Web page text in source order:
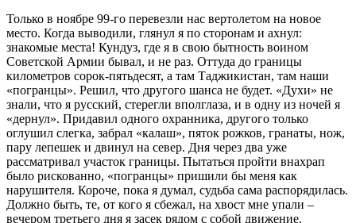
Только в ноябре 99-го перевезли нас вертолетом на новое
место. Когда выводили, глянул я по сторонам и ахнул:
знакомые места! Кундуз, где я в свою бытность воином
Советской Армии бывал, и не раз. Оттуда до границы
километров сорок-пятьдесят, а там Таджикистан, там наши
«погранцы». Решил, что другого шанса не будет. «Духи» не
знали, что я русский, стерегли вполглаза, и в одну из ночей я
«дернул». Придавил одного охранника, другого только
оглушил слегка, забрал «калаш», пяток рожков, гранаты, нож,
пару лепешек и двинул на север. Дня через два уже
рассматривал участок границы. Пытаться пройти внахрап
было рискованно, «погранцы» пришили бы меня как
нарушителя. Короче, пока я думал, судьба сама распорядилась.
Должно быть, те, от кого я сбежал, на хвост мне упали –
вечером третьего дня я засек рядом с собой движение.